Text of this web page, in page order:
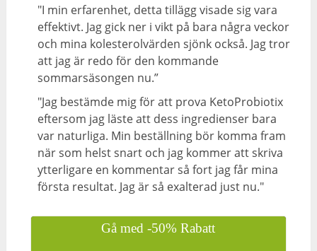
"I min erfarenhet, detta tillägg visade sig vara
effektivt. Jag gick ner i vikt på bara några veckor
och mina kolesterolvärden sjönk också. Jag tror
att jag är redo för den kommande
sommarsäsongen nu.”
"Jag bestämde mig för att prova KetoProbiotix
eftersom jag läste att dess ingredienser bara
var naturliga. Min beställning bör komma fram
när som helst snart och jag kommer att skriva
ytterligare en kommentar så fort jag får mina
första resultat. Jag är så exalterad just nu."
Gå med -50% Rabatt